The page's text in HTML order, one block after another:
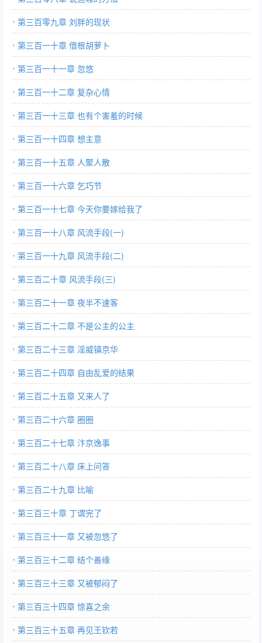
第三百零九章 刘胖的现状
第三百一十章 借根胡萝卜
第三百一十一章 忽悠
第三百一十二章 复杂心情
第三百一十三章 也有个害羞的时候
第三百一十四章 想主意
第三百一十五章 人聚人散
第三百一十六章 乞巧节
第三百一十七章 今天你要嫁给我了
第三百一十八章 风流手段(一)
第三百一十九章 风流手段(二)
第三百二十章 风流手段(三)
第三百二十一章 夜半不速客
第三百二十二章 不是公主的公主
第三百二十三章 淫威镇京华
第三百二十四章 自由乱爱的结果
第三百二十五章 又来人了
第三百二十六章 圈圈
第三百二十七章 汴京逸事
第三百二十八章 床上问答
第三百二十九章 比喻
第三百三十章 丁谓完了
第三百三十一章 又被忽悠了
第三百三十二章 结个善缘
第三百三十三章 又被郁闷了
第三百三十四章 惊喜之余
第三百三十五章 再见王钦若